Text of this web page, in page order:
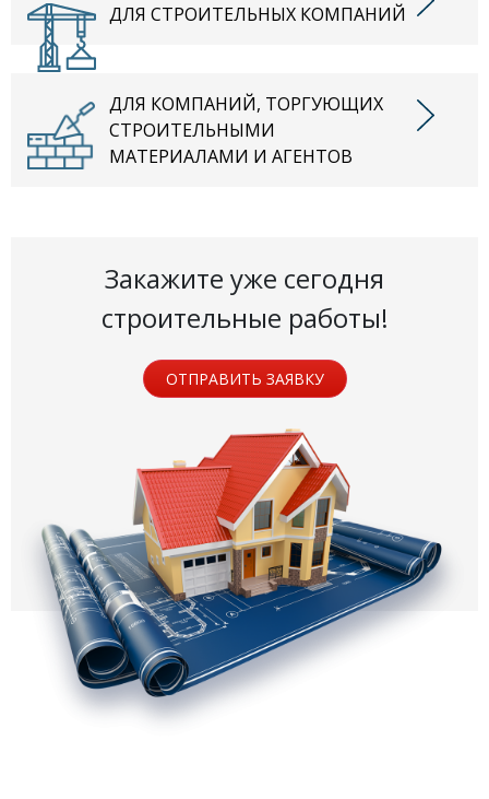
ДЛЯ СТРОИТЕЛЬНЫХ КОМПАНИЙ
ДЛЯ КОМПАНИЙ, ТОРГУЮЩИХ
СТРОИТЕЛЬНЫМИ
МАТЕРИАЛАМИ И АГЕНТОВ
Закажите уже сегодня
строительные работы!
ОТПРАВИТЬ ЗАЯВКУ